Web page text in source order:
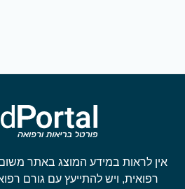
אין לראות במידע המוצג באתר
רפואית, ויש להתייעץ עם גורם